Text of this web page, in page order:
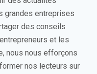
grandes entreprises
des conseils
et les
nous nous efforçons
nos lecteurs sur